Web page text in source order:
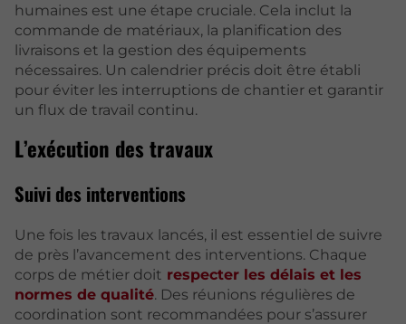
humaines est une étape cruciale. Cela inclut la
commande de matériaux, la planification des
livraisons et la gestion des équipements
nécessaires. Un calendrier précis doit être établi
pour éviter les interruptions de chantier et garantir
un flux de travail continu.
L’exécution des travaux
Suivi des interventions
Une fois les travaux lancés, il est essentiel de suivre
de près l’avancement des interventions. Chaque
corps de métier doit respecter les délais et les
normes de qualité. Des réunions régulières de
coordination sont recommandées pour s’assurer